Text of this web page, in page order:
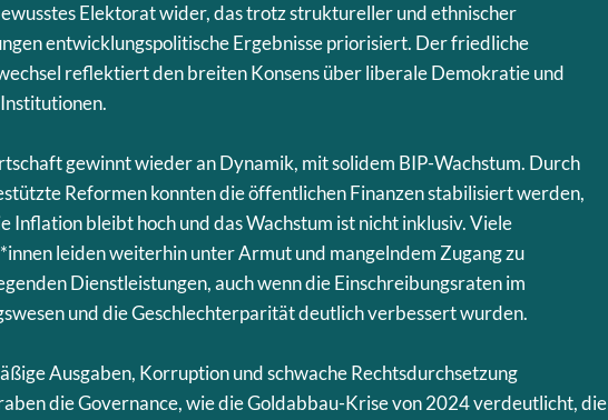
Elektorat wider, das trotz struktureller und ethnischer
entwicklungspolitische Ergebnisse priorisiert. Der friedliche
reflektiert den breiten Konsens über liberale Demokratie und
gewinnt wieder an Dynamik, mit solidem BIP-Wachstum. Durch
Reformen konnten die öffentlichen Finanzen stabilisiert werden,
Inflation bleibt hoch und das Wachstum ist nicht inklusiv. Viele
leiden weiterhin unter Armut und mangelndem Zugang zu
Dienstleistungen, auch wenn die Einschreibungsraten im
und die Geschlechterparität deutlich verbessert wurden.
Ausgaben, Korruption und schwache Rechtsdurchsetzung
die Governance, wie die Goldabbau-Krise von 2024 verdeutlicht, die